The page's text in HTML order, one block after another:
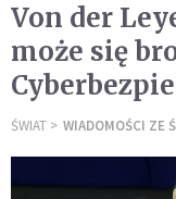
Von der
może się
ŚWIAT WIADOMOŚCI ZE